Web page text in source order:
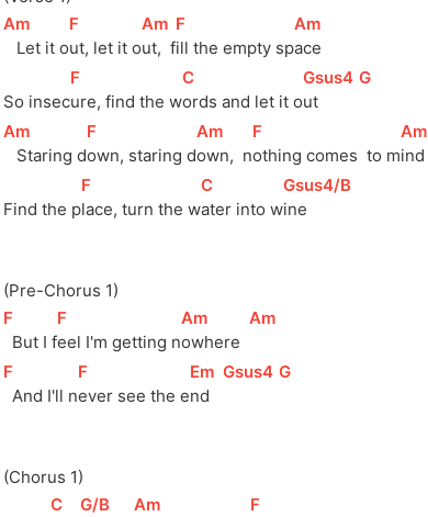
[
Am
   Let it o
[F
ut, let it o
[
Am ]
ut,  f
[F
ill the empty sp
[
Am
ace
So insec
[F
ure, find the w
[
C
ords and let it o
[
Gsus4 ]
ut
[
G
[
Am
   Staring d
[F
own, staring d
[
Am
own,  n
[F
othing comes  to m
[
Am
ind
Find the p
[F
lace, turn the w
[
C
ater into w
[
Gsus4/B
ine
(Pre-Chorus 1)
[F
  But I f
[F
eel I'm getting n
[
Am
owhere
[
Am
[F
  And I'll n
[F
ever see the e
[Em ]
nd
[
Gsus4 ]
[
G
(Chorus 1)
[
C [
G/B [
Am [F